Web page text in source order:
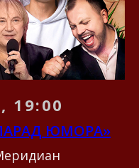
19:00
ЮМОРА»